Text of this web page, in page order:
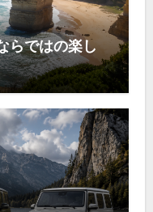
らではの楽し